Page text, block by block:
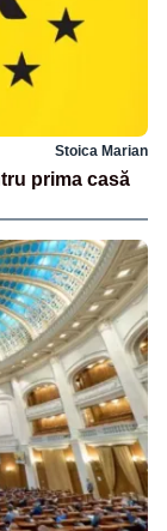
Stoica Marian
prima casă